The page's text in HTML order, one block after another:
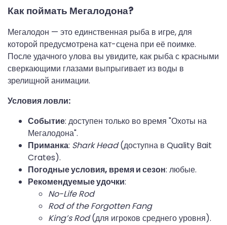
Как поймать Мегалодона?
Мегалодон — это единственная рыба в игре, для
которой предусмотрена кат-сцена при её поимке.
После удачного улова вы увидите, как рыба с красными
сверкающими глазами выпрыгивает из воды в
зрелищной анимации.
Условия ловли:
Событие: доступен только во время "Охоты на
Мегалодона".
Приманка: Shark Head(доступна в Quality Bait
Crates).
Погодные условия, время и сезон: любые.
Рекомендуемые удочки:
No-Life Rod
Rod of the Forgotten Fang
King’s Rod(для игроков среднего уровня).